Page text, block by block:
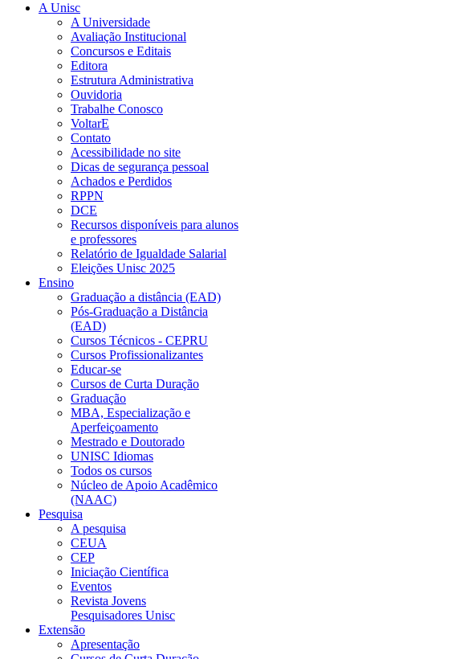
A Unisc
A Universidade
Avaliação Institucional
Concursos e Editais
Editora
Estrutura Administrativa
Ouvidoria
Trabalhe Conosco
VoltarE
Contato
Acessibilidade no site
Dicas de segurança pessoal
Achados e Perdidos
RPPN
DCE
Recursos disponíveis para alunos
e professores
Relatório de Igualdade Salarial
Eleições Unisc 2025
Ensino
Graduação a distância (EAD)
Pós-Graduação a Distância
(EAD)
Cursos Técnicos - CEPRU
Cursos Profissionalizantes
Educar-se
Cursos de Curta Duração
Graduação
MBA, Especialização e
Aperfeiçoamento
Mestrado e Doutorado
UNISC Idiomas
Todos os cursos
Núcleo de Apoio Acadêmico
(NAAC)
Pesquisa
A pesquisa
CEUA
CEP
Iniciação Científica
Eventos
Revista Jovens
Pesquisadores Unisc
Extensão
Apresentação